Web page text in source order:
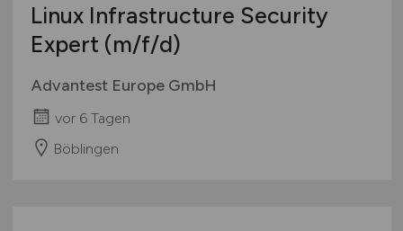
Linux Infrastructure Security
Expert (m/f/d)
Advantest Europe GmbH
vor 6 Tagen
Böblingen